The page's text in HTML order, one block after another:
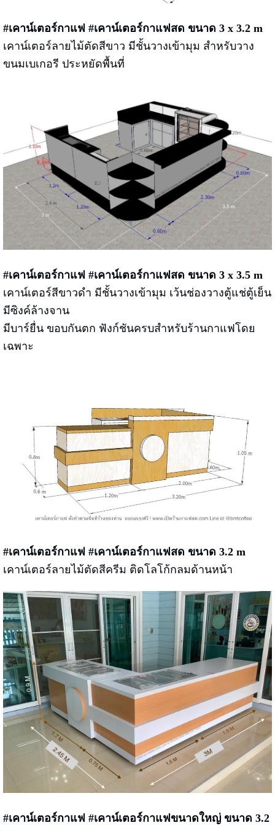
#เคาน์เตอร์กาแฟ #เคาน์เตอร์กาแฟสด ขนาด 3 x 3.2 m
เคาน์เตอร์ลายไม้ตัดสีขาว มีชั้นวางเข้ามุม สำหรับวาง
ขนมเบเกอรี ประหยัดพื้นที่
#เคาน์เตอร์กาแฟ #เคาน์เตอร์กาแฟสด ขนาด 3 x 3.5 m
เคาน์เตอร์สีขาวดำ มีชั้นวางเข้ามุม เว้นช่องวางตู้แช่ตู้เย็น
มีซิงค์ล้างจาน
มีบาร์ยื่น ขอบกันตก ฟังก์ชันครบสำหรับร้านกาแฟโดย
เฉพาะ
#เคาน์เตอร์กาแฟ #เคาน์เตอร์กาแฟสด ขนาด 3.2 m
เคาน์เตอร์ลายไม้ตัดสีครีม ติดโลโก้กลมด้านหน้า
#เคาน์เตอร์กาแฟ #เคาน์เตอร์กาแฟขนาดใหญ่ ขนาด 3.2